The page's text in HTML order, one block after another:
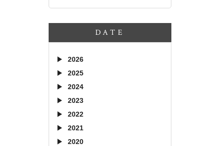
DATE
2026
2025
2024
2023
2022
2021
2020